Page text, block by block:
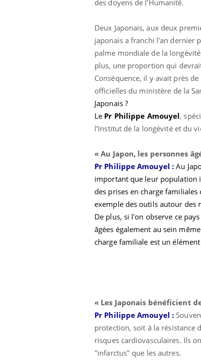
des doyens de l'Humanité.
Deux Japonais, aux deux
japonais a franchi l'an dernier
palme mondiale de la
plus, une proportion qui
Conséquence, il y avait près
officielles du ministère de la
Japonais ?
Le Pr Philippe Amouyel,
l’Institut de la longévité et du
« Au Japon, les personnes
Pr Philippe Amouyel :Au
important que leur population
des prises en charge
exemple des outils autour des
De plus, si l'on observe ce
âgées également au sein
charge familiale est un
« Les Japonais bénéficient
Pr Philippe Amouyel :
protection, soit à la résistance
risques cardiovasculaires. Ils
"infarctus" que les autres.
Eczéma Chronique des Mains :
expliquer ma maladie
Il y a des sujets qui sont faciles à aborder...
d'autres non ! D'un côté, poser des